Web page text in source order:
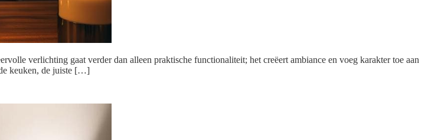
verlichting gaat verder dan alleen praktische functionaliteit; het creëert ambiance en voeg karakter toe aan
keuken, de juiste […]